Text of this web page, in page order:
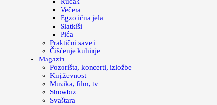
Večera
Egzotična jela
Slatkiši
Pića
Praktični saveti
Čišćenje kuhinje
Magazin
Pozorišta, koncerti, izložbe
Književnost
Muzika, film, tv
Showbiz
Svaštara